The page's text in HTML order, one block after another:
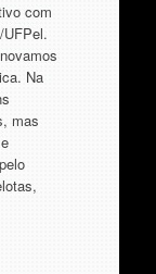
com
Na
mas